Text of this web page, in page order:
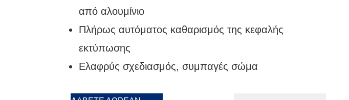
από αλουμίνιο
Πλήρως αυτόματος καθαρισμός της κεφαλής
εκτύπωσης
Ελαφρύς σχεδιασμός, συμπαγές σώμα